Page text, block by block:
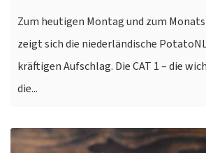
Zum heutigen Montag und zum
zeigt sich die niederländische
kräftigen Aufschlag. Die CAT 1 – die
die...